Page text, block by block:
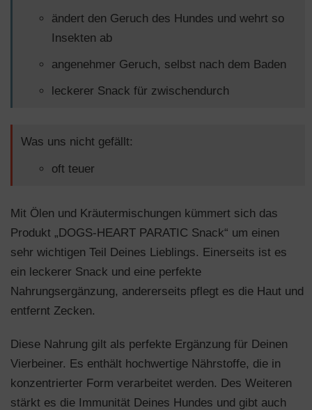
ändert den Geruch des Hundes und wehrt so
Insekten ab
angenehmer Geruch, selbst nach dem Baden
leckerer Snack für zwischendurch
Was uns nicht gefällt:
oft teuer
Mit Ölen und Kräutermischungen kümmert sich das
Produkt „DOGS-HEART PARATIC Snack“ um einen
sehr wichtigen Teil Deines Lieblings. Einerseits ist es
ein leckerer Snack und eine perfekte
Nahrungsergänzung, andererseits pflegt es die Haut und
entfernt Zecken.
Diese Nahrung gilt als perfekte Ergänzung für Deinen
Vierbeiner. Es enthält hochwertige Nährstoffe, die in
konzentrierter Form verarbeitet werden. Des Weiteren
stärkt es die Immunität Deines Hundes und gibt auch